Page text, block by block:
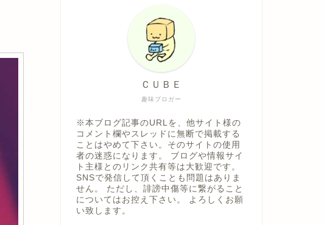
趣味ブロガー
ＣＵＢＥ
※本ブログ記事のURLを、他サイト様の
コメント欄やスレッドに無断で掲載する
ことはやめて下さい。そのサイトの使用
者の迷惑になります。 ブログや情報サイ
ト主様とのリンク共有等は大歓迎です。
SNSで発信して頂くことも問題はありま
せん。 ただし、誹謗中傷等に繋がること
についてはお控え下さい。 よろしくお願
い致します。